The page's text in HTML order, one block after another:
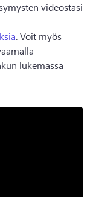
videostasi
. Voit myös
lukemassa